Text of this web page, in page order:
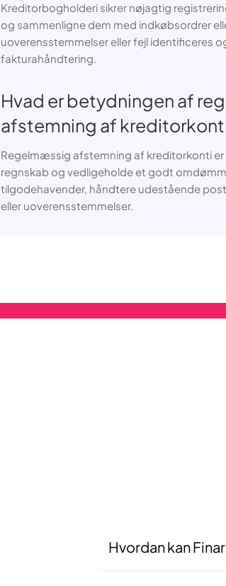
Kreditorbogholderi sikrer nøjagtig
og sammenligne dem med indkøbsordrer
uoverensstemmelser eller fejl identificeres
fakturahåndtering.
Hvad er betydningen af
afstemning af
Regelmæssig afstemning af kreditorkonti
regnskab og vedligeholde et godt
tilgodehavender, håndtere udestående
eller uoverensstemmelser.
Hvordan kan